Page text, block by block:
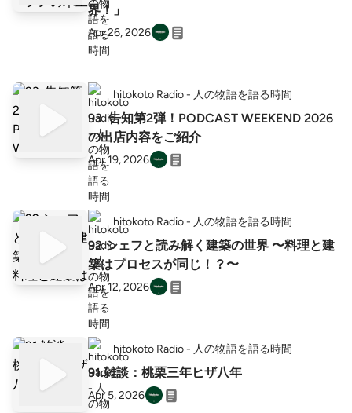
界！」
Apr 26, 2026
hitokoto Radio - 人の物語を語る時間
93. 告知第2弾！PODCAST WEEKEND 2026
の出店内容をご紹介
Apr 19, 2026
hitokoto Radio - 人の物語を語る時間
92.シェフと読み解く建築の世界 〜料理と建
築はプロセスが同じ！？〜
Apr 12, 2026
hitokoto Radio - 人の物語を語る時間
91.雑談：桃栗三年ヒザ八年
Apr 5, 2026